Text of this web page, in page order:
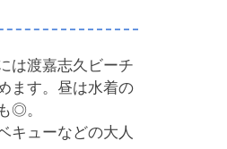
は渡嘉志久ビーチ
ます。昼は水着の
◎。
キューなどの大人